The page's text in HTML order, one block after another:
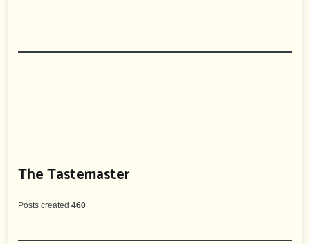
The Tastemaster
Posts created 460